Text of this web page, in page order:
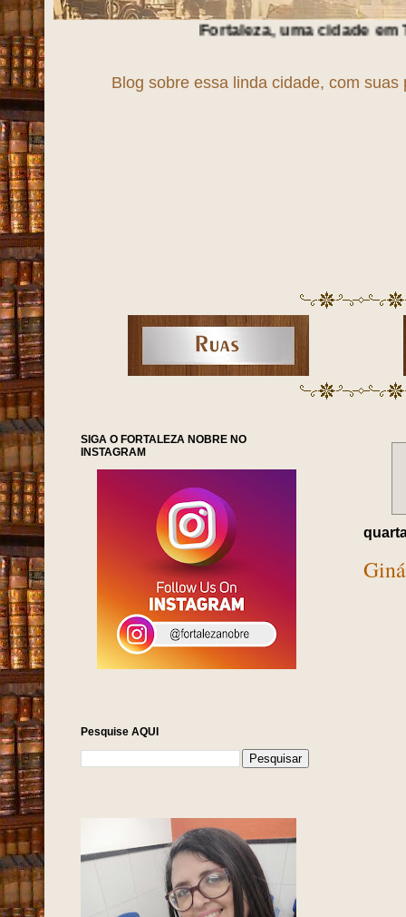
Fortaleza, uma cidade emTrAnSfOrMaÇãO
Blog sobre essa linda cidade, com
SIGA O FORTALEZA NOBRE NO
INSTAGRAM
Pesquise AQUI